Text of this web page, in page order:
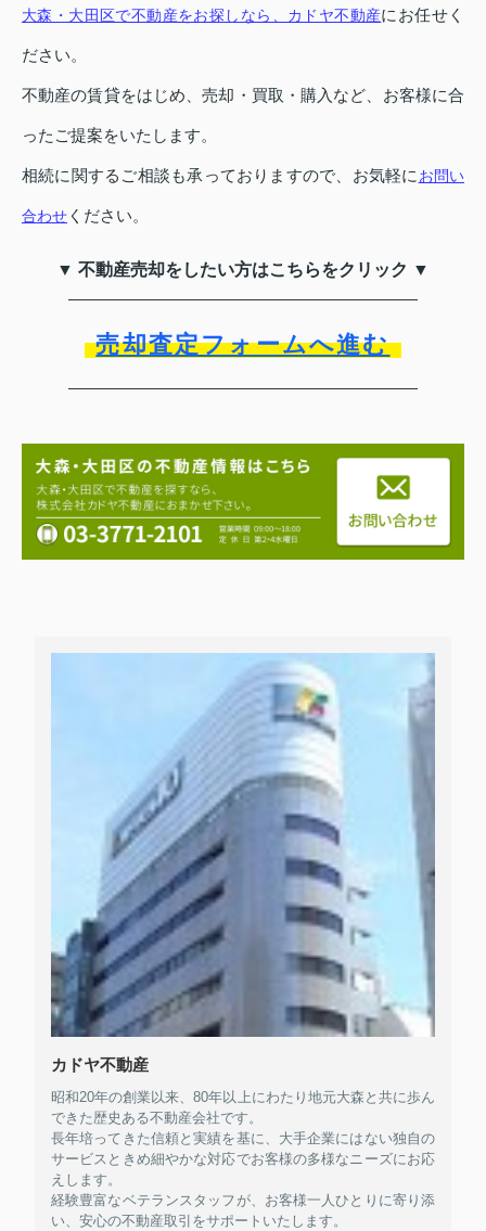
大森・大田区で不動産をお探しなら、カドヤ不動産にお任せく
ださい。
不動産の賃貸をはじめ、売却・買取・購入など、お客様に合
ったご提案をいたします。
相続に関するご相談も承っておりますので、お気軽にお問い
合わせ ください。
▼ 不動産売却をしたい方はこちらをクリック ▼
売却査定フォームへ進む
カドヤ不動産
昭和20年の創業以来、80年以上にわたり地元大森と共に歩ん
できた歴史ある不動産会社です。
長年培ってきた信頼と実績を基に、大手企業にはない独自の
サービスときめ細やかな対応でお客様の多様なニーズにお応
えします。
経験豊富なベテランスタッフが、お客様一人ひとりに寄り添
い、安心の不動産取引をサポートいたします。